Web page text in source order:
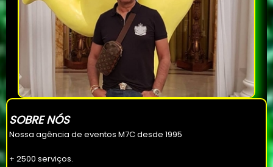
SOBRE NÓS
Nossa agência de eventos M7C desde 1995
+ 2500 serviços.